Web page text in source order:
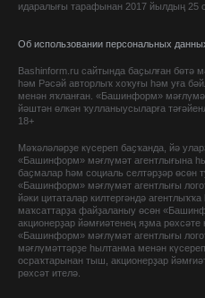
идаралығы тарафынан 2017 йылдың 25
Об использовании персональных
Bashinform.ru сайтында баҫылған бөтә
һәм Рәсәй авторлыҡ хоҡуғы һәм уға
менән яҡланған. «Башинформ»
йәштән өлкән ҡулланыусыларға
18+
Мәҡәләләрҙе күсереп баҫҡанда, йә
«Башинформ» мәғлүмәт агентлығына
баҫмалар һәм социаль селтәрҙәр өсөн
«Башинформ» мәғлүмәт агентлығы
йәки цитаталар килтергәндә
маҡсаттарҙа файҙаланыу өсөн
акционерҙар йәмғиәтенең яҙма рөхсәте
«Башинформ» мәғлүмәт агентлығы
мәғлүмәттәрҙе һылтанма менән
осраҡтарынан тыш, акционерҙар
рөхсәт ителә.